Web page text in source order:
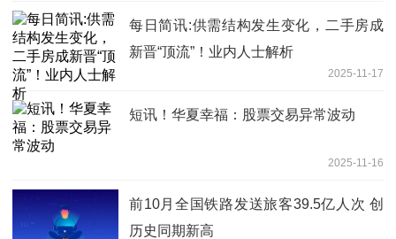
每日简讯:供需结构发生变化，二手房成
新晋“顶流”！业内人士解析
2025-11-17
短讯！华夏幸福：股票交易异常波动
2025-11-16
前10月全国铁路发送旅客39.5亿人次 创
历史同期新高